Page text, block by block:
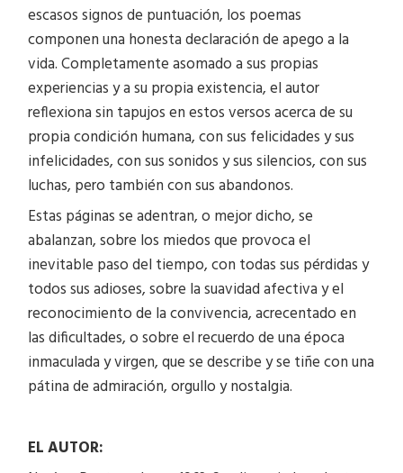
escasos signos de puntuación, los poemas
componen una honesta declaración de apego a la
vida. Completamente asomado a sus propias
experiencias y a su propia existencia, el autor
reflexiona sin tapujos en estos versos acerca de su
propia condición humana, con sus felicidades y sus
infelicidades, con sus sonidos y sus silencios, con sus
luchas, pero también con sus abandonos.
Estas páginas se adentran, o mejor dicho, se
abalanzan, sobre los miedos que provoca el
inevitable paso del tiempo, con todas sus pérdidas y
todos sus adioses, sobre la suavidad afectiva y el
reconocimiento de la convivencia, acrecentado en
las dificultades, o sobre el recuerdo de una época
inmaculada y virgen, que se describe y se tiñe con una
pátina de admiración, orgullo y nostalgia.
EL AUTOR: